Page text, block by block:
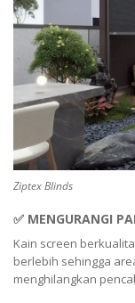
Ziptex Blinds
✅ MENGURANGI
Kain screen
berlebih sehingga
menghilangkan